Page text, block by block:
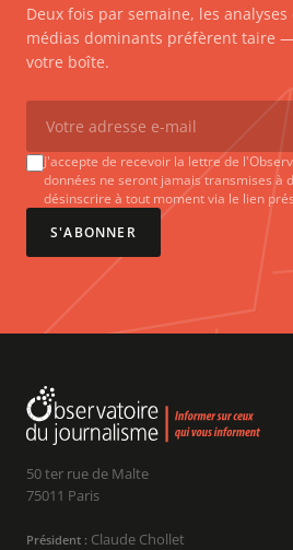
Deux fois par semaine, les
médias dominants préfèrent taire
votre boîte.
J'accepte de recevoir la lettre de
données ne seront jamais transmises à
désinscrire à tout moment via le lien
S'ABONNER
50 ter rue de Malte
75011 Paris
Président : Claude Chollet